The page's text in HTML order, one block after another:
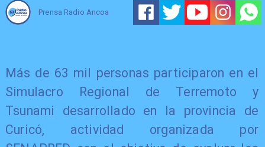
Prensa Radio Ancoa
Más de 63 mil personas participaron en el
Simulacro Regional de Terremoto y
Tsunami desarrollado en la provincia de
Curicó, actividad organizada por